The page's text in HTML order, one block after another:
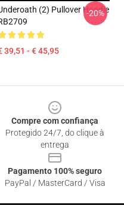
(2) Pullover Hoodie
39,51 - € 45,95
-20%
Compre com confiança
Protegido 24/7, do clique à
entrega
Pagamento 100% seguro
PayPal / MasterCard / Visa